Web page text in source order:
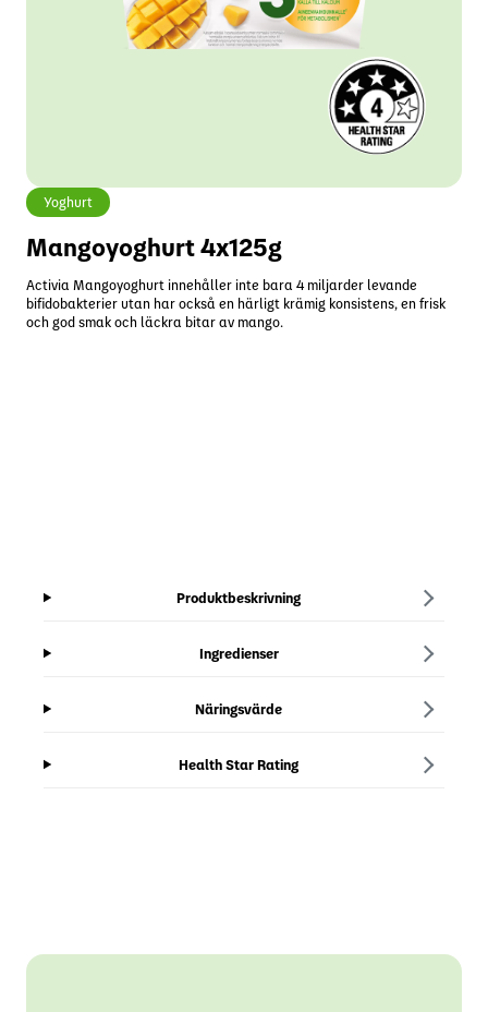
Yoghurt
Mangoyoghurt 4x125g
Activia Mangoyoghurt innehåller inte bara 4 miljarder levande
bifidobakterier utan har också en härligt krämig konsistens, en frisk
och god smak och läckra bitar av mango.
Produktbeskrivning
Ingredienser
Näringsvärde
Health Star Rating